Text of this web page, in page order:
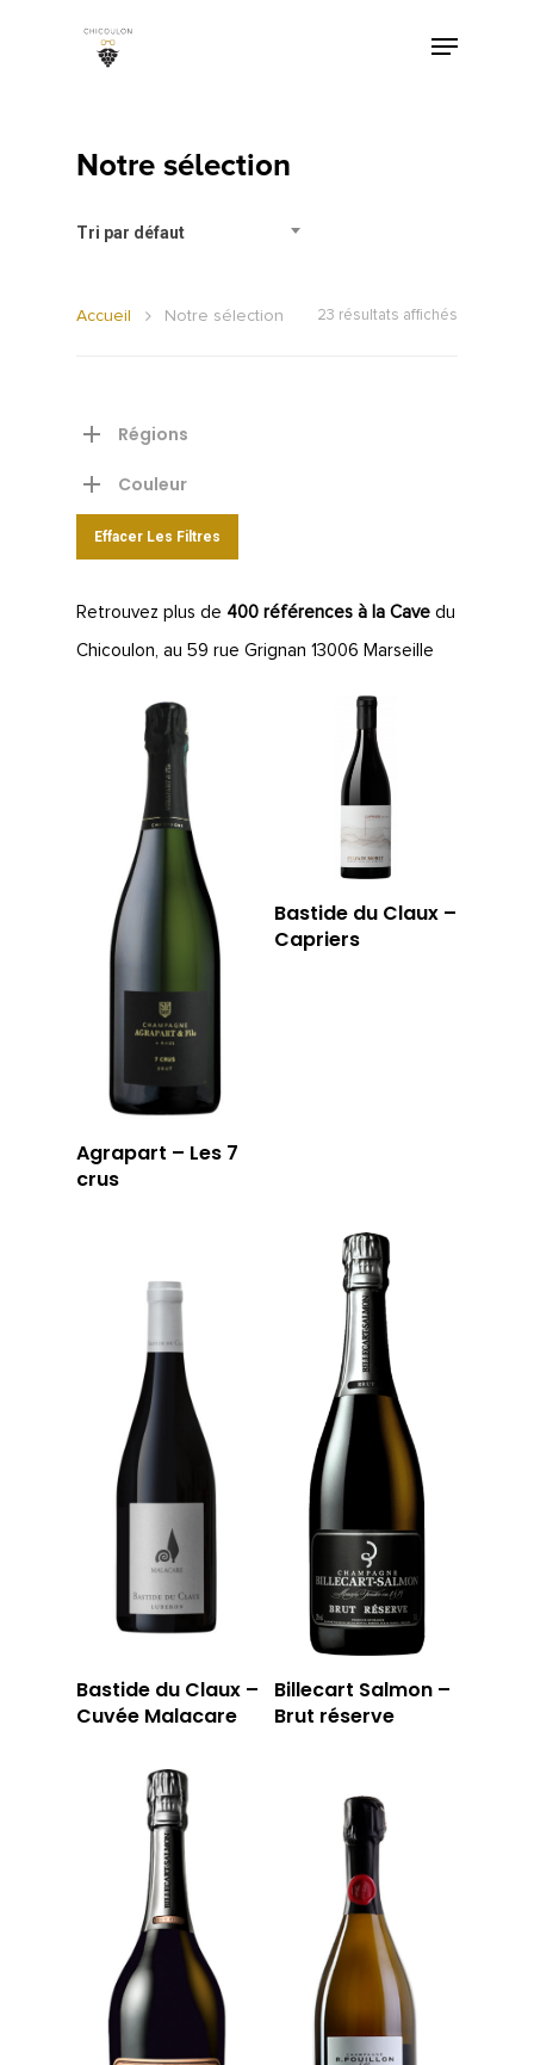
Notre sélection
Tri par défaut
23 résultats affichés
Accueil Notre sélection
Régions
Couleur
Effacer Les Filtres
Retrouvez plus de 400 références à la Cave du
Chicoulon, au 59 rue Grignan 13006 Marseille
Agrapart – Les 7
crus
Bastide du Claux –
Capriers
Bastide du Claux –
Cuvée Malacare
Billecart Salmon –
Brut réserve